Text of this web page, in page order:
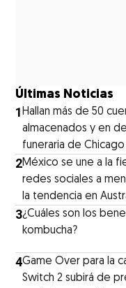
Últimas Noticias
1Hallan más de 50
almacenados y en
funeraria de Chicago
2México se une a la
redes sociales a
la tendencia en
3¿Cuáles son los
kombucha?
4Game Over para la
Switch 2 subirá de